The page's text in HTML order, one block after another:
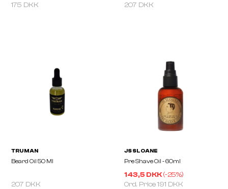
175 DKK 207 DKK
207 DKK
143,5 DKK(-25%)
Ord. Price191 DKK